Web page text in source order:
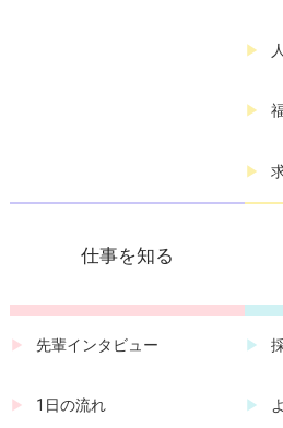
仕事を知る
先輩インタビュー
1日の流れ